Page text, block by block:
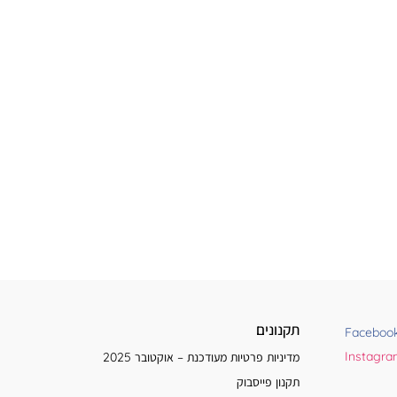
תקנונים
מדיניות פרטיות מעודכנת – אוקטובר 2025
תקנון פייסבוק